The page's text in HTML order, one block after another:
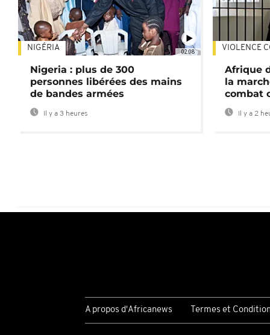
02:08
NIGÉRIA
Nigeria : plus de 300
personnes libérées des mains
de bandes armées
Il y a 3 heures
VIOLENCE
Afrique
la
combat
Il y a 2
A propos d'Africanews Termes et